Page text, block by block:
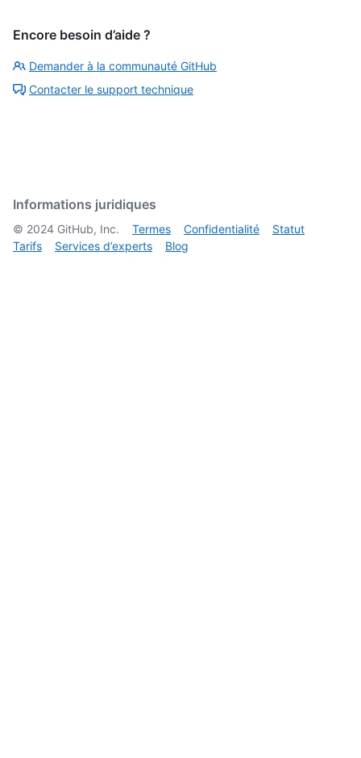
Encore besoin d’aide ?
Demander à la communauté GitHub
Contacter le support technique
Informations juridiques
© 2024 GitHub, Inc. Termes Confidentialité
Statut
Tarifs
Services d’experts Blog